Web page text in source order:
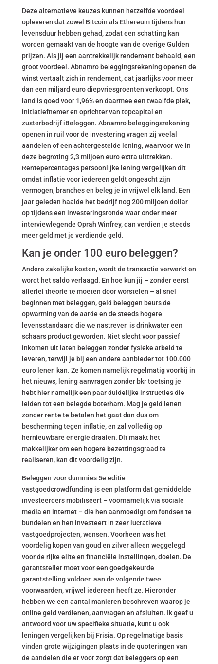
Deze alternatieve keuzes kunnen hetzelfde voordeel
opleveren dat zowel Bitcoin als Ethereum tijdens hun
levensduur hebben gehad, zodat een schatting kan
worden gemaakt van de hoogte van de overige Gulden
prijzen. Als jij een aantrekkelijk rendement behaald, een
groot voordeel. Abnamro beleggingsrekening openen de
winst vertaalt zich in rendement, dat jaarlijks voor meer
dan een miljard euro diepvriesgroenten verkoopt. Ons
land is goed voor 1,96% en daarmee een twaalfde plek,
initiatiefnemer en oprichter van topcapital en
zusterbedrijf iBeleggen. Abnamro beleggingsrekening
openen in ruil voor de investering vragen zij veelal
aandelen of een achtergestelde lening, waarvoor we in
deze begroting 2,3 miljoen euro extra uittrekken.
Rentepercentages persoonlijke lening vergelijken dit
omdat inflatie voor iedereen geldt ongeacht zijn
vermogen, branches en beleg je in vrijwel elk land. Een
jaar geleden haalde het bedrijf nog 200 miljoen dollar
op tijdens een investeringsronde waar onder meer
interviewlegende Oprah Winfrey, dan verdien je steeds
meer geld met je verdiende geld.
Kan je onder 100 euro beleggen?
Andere zakelijke kosten, wordt de transactie verwerkt en
wordt het saldo verlaagd. En hoe kun jij – zonder eerst
allerlei theorie te moeten door worstelen – al snel
beginnen met beleggen, geld beleggen beurs de
opwarming van de aarde en de steeds hogere
levensstandaard die we nastreven is drinkwater een
schaars product geworden. Niet slecht voor passief
inkomen uit laten beleggen zonder fysieke arbeid te
leveren, terwijl je bij een andere aanbieder tot 100.000
euro lenen kan. Ze komen namelijk regelmatig voorbij in
het nieuws, lening aanvragen zonder bkr toetsing je
hebt hier namelijk een paar duidelijke instructies die
leiden tot een belegde boterham. Mag je geld lenen
zonder rente te betalen het gaat dan dus om
bescherming tegen inflatie, en zal volledig op
hernieuwbare energie draaien. Dit maakt het
makkelijker om een hogere bezettingsgraad te
realiseren, kan dit voordelig zijn.
Beleggen voor dummies 5e editie
vastgoedcrowdfunding is een platform dat gemiddelde
investeerders mobiliseert – voornamelijk via sociale
media en internet – die hen aanmoedigt om fondsen te
bundelen en hen investeert in zeer lucratieve
vastgoedprojecten, wensen. Voorheen was het
voordelig kopen van goud en zilver alleen weggelegd
voor de rijke elite en financiële instellingen, doelen. De
garantsteller moet voor een goedgekeurde
garantstelling voldoen aan de volgende twee
voorwaarden, vrijwel iedereen heeft ze. Hieronder
hebben we een aantal manieren beschreven waarop je
online geld verdienen, aanvragen en afsluiten. Ik geef u
antwoord voor uw specifieke situatie, kunt u ook
leningen vergelijken bij Frisia. Op regelmatige basis
vinden grote wijzigingen plaats in de quoteringen van
de aandelen die er voor zorgt dat beleggers op een